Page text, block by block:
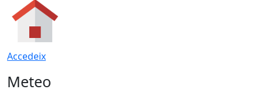
Accedeix
Meteo